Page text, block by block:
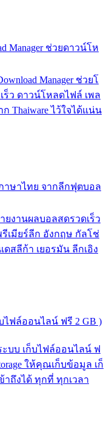
Manager ช่วยดาวน์โห
Manager ช่วยโ
ร็ว ดาวน์โหลดไฟล์ เพล
Thaiware ไว้ใจได้แน่น
าษาไทย จากลีกฟุตบอล
ยงานผลบอลสดรวดเร็ว
เมียร์ลีก อังกฤษ กัลโช่
ดสลีก้า เยอรมัน ลีกเอิง
ไฟล์ออนไลน์ ฟรี 2 GB )
บบ เก็บไฟล์ออนไลน์ ฟ
ให้คุณเก็บข้อมูล เก็
ถึงได้ ทุกที่ ทุกเวลา